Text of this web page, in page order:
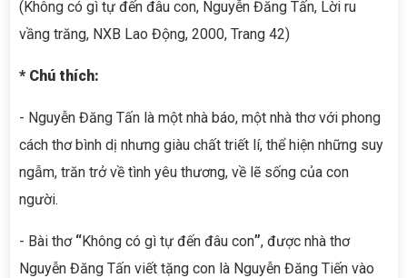
(Không có gì tự đến đâu con, Nguyễn Đăng Tấn, Lời ru
vầng trăng, NXB Lao Động, 2000, Trang 42)
* Chú thích:
- Nguyễn Đăng Tấn là một nhà báo, một nhà thơ với phong
cách thơ bình dị nhưng giàu chất triết lí, thể hiện những suy
ngẫm, trăn trở về tình yêu thương, về lẽ sống của con
người.
- Bài thơ “Không có gì tự đến đâu con”, được nhà thơ
Nguyễn Đăng Tấn viết tặng con là Nguyễn Đăng Tiến vào